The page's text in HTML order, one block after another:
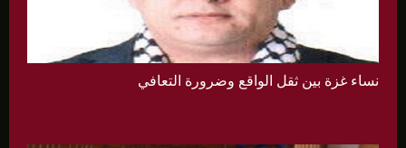
نساء غزة بين ثقل الواقع وضرورة التعافي